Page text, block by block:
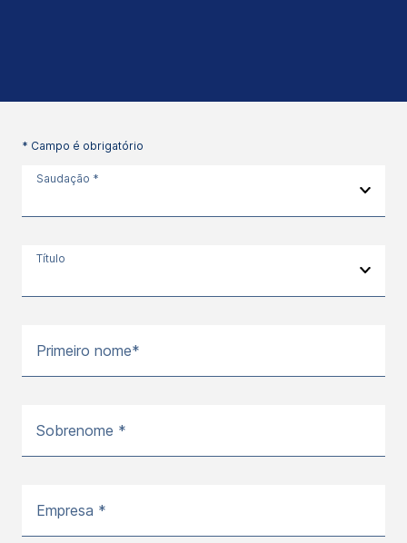
* Campo é obrigatório
Saudação *
Título
Primeiro nome*
Sobrenome *
Empresa *